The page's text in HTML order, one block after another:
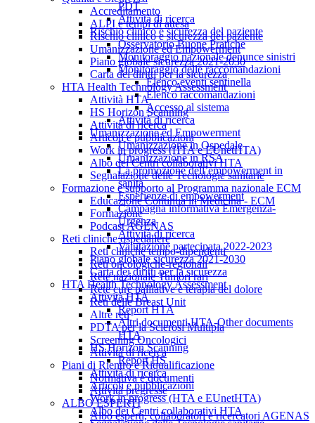
Accreditamento
ALPI e tempi di attesa
Rischio clinico e sicurezza del paziente
Umanizzazione ed Empowerment
Piano globale sicurezza 2021-2030
Carta dei diritti per la sicurezza
HTA Health Technology Assessment
Attività HTA
HS Horizon Scanning
Attività di ricerca
Articoli e pubblicazioni
Work in progress (HTA e EUnetHTA)
Albo dei Centri collaborativi HTA
Segnalazione delle Tecnologie sanitarie
Formazione e supporto al Programma nazionale ECM
Educazione Continua in Medicina - ECM
Formazione
Podcast AGENAS
Reti cliniche ospedaliere
Reti cliniche tempo-dipendenti
Reti oncologiche-regionali
Rete nazionale Tumori rari
Rete cure palliative e terapia del dolore
Reti delle Breast Unit
Altre reti
PDTA per la Sclerosi Multipla
Screening Oncologici
Attività di ricerca
Piani di Rientro e Riqualificazione
Normativa e documenti
Attività pregresse
ALBO ESPERTI
Albo esperti, collaboratori e ricercatori AGENAS
PDT
Attività di ricerca
Rischio clinico e sicurezza del paziente
Osservatorio Buone Pratiche
Monitoraggio nazionale denunce sinistri
Monitoraggio delle raccomandazioni
Elenco eventi sentinella
Elenco raccomandazioni
Accesso al sistema
Attività di ricerca
Umanizzazione ed Empowerment
Umanizzazione in Ospedale
Umanizzazione in RSA
La promozione dell’empowerment in
sanità
Esperienze di empowerment
Campagna informativa Emergenza-
Urgenza
Attività di ricerca
Valutazione partecipata 2022-2023
Piano globale sicurezza 2021-2030
Carta dei diritti per la sicurezza
HTA Health Technology Assessment
Attività HTA
Report HTA
Altri documenti HTA-Other documents
HTA
HS Horizon Scanning
Report HS
Attività di ricerca
Articoli e pubblicazioni
Work in progress (HTA e EUnetHTA)
Albo dei Centri collaborativi HTA